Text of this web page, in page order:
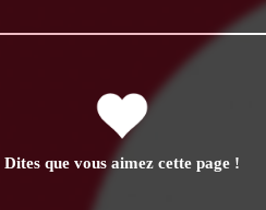
Dites que vous aimez cette page !